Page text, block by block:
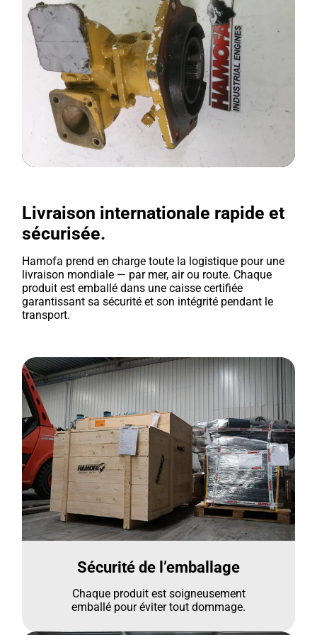
Livraison internationale rapide et
sécurisée.
Hamofa prend en charge toute la logistique pour une
livraison mondiale — par mer, air ou route. Chaque
produit est emballé dans une caisse certifiée
garantissant sa sécurité et son intégrité pendant le
transport.
Sécurité de l’emballage
Chaque produit est soigneusement
emballé pour éviter tout dommage.